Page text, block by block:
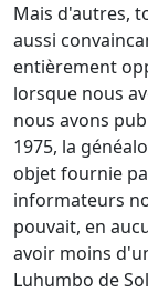
Mais d'autres,
aussi
entièrement
lorsque nous
nous avons
1975, la
objet fournie
informateurs
pouvait, en
avoir moins
Luhumbo de